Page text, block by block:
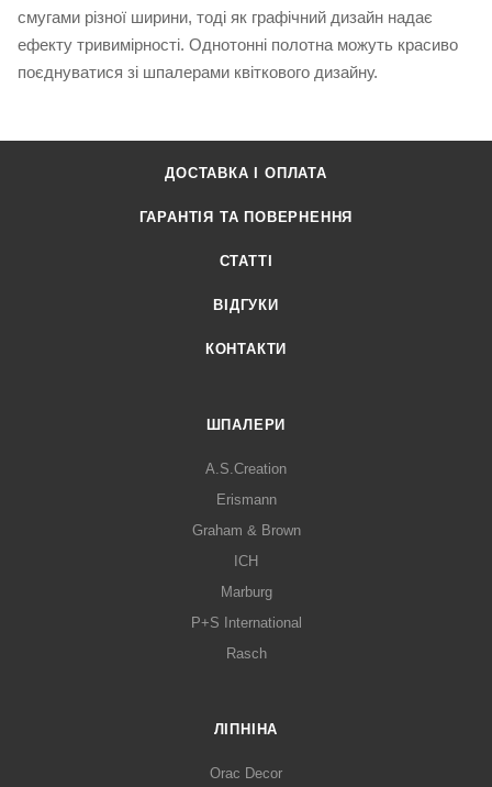
смугами різної ширини, тоді як графічний дизайн надає
ефекту тривимірності. Однотонні полотна можуть красиво
поєднуватися зі шпалерами квіткового дизайну.
ДОСТАВКА І ОПЛАТА
ГАРАНТІЯ ТА ПОВЕРНЕННЯ
СТАТТІ
ВІДГУКИ
КОНТАКТИ
ШПАЛЕРИ
A.S.Creation
Erismann
Graham & Brown
ICH
Marburg
P+S International
Rasch
ЛІПНІНА
Orac Decor